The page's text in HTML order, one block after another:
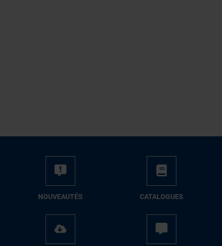
NOUVEAUTÉS CATALOGUES